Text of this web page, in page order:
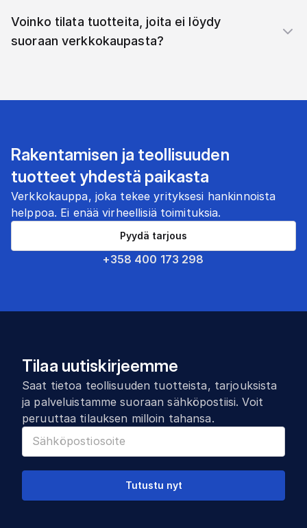
Voinko tilata tuotteita, joita ei löydy
suoraan verkkokaupasta?
Rakentamisen ja teollisuuden
tuotteet yhdestä paikasta
Verkkokauppa, joka tekee yrityksesi hankinnoista
helppoa. Ei enää virheellisiä toimituksia.
+358 400 173 298
Pyydä tarjous
Tilaa uutiskirjeemme
Saat tietoa teollisuuden tuotteista, tarjouksista
ja palveluistamme suoraan sähköpostiisi. Voit
peruuttaa tilauksen milloin tahansa.
Tutustu nyt